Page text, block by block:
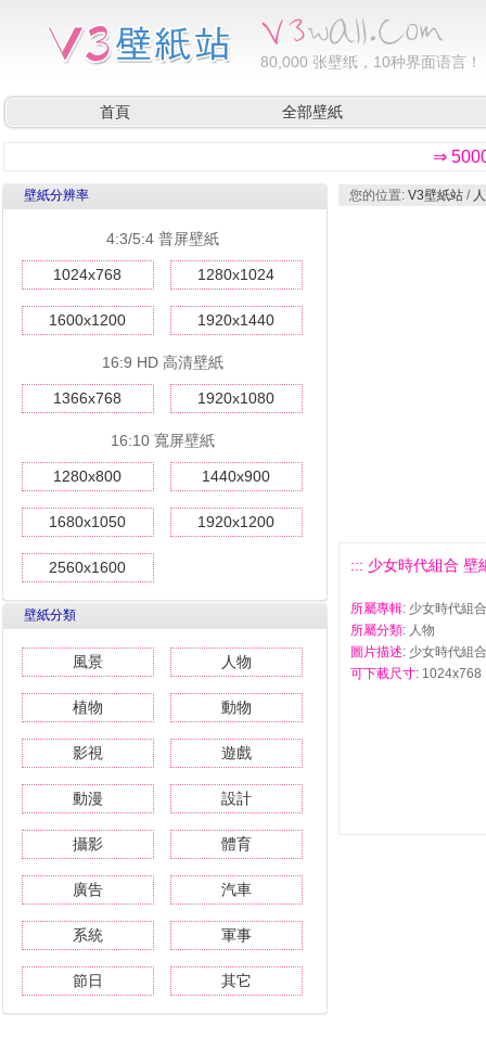
80,000 张壁纸，10种界面语言！
首頁 全部壁紙
⇒
壁紙分辨率
4:3/5:4 普屏壁紙
1024x768 1280x1024
1600x1200 1920x1440
16:9 HD 高清壁紙
1366x768 1920x1080
16:10 寬屏壁紙
1280x800 1440x900
1680x1050 1920x1200
2560x1600
壁紙分類
風景 人物
植物 動物
影視 遊戲
動漫 設計
攝影 體育
廣告 汽車
系統 軍事
節日 其它
您的位置: V3壁紙站 /
::: 少女時代組合 壁
所屬專輯: 少女時代組
所屬分類: 人物
圖片描述: 少女時代組
可下載尺寸: